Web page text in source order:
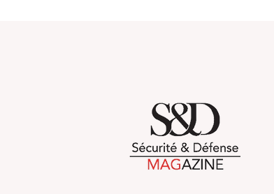
resilience : rebuilding